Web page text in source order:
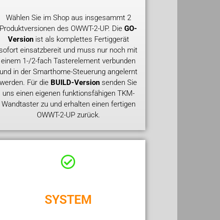
Wählen Sie im Shop aus insgesammt 2
Produktversionen des OWWT-2-UP. DieGO-
Versionist als komplettes Fertiggerät
einsatzbereit und muss nur noch mit
einem 1-/2-fach Tasterelement verbunden
in der Smarthome-Steuerung angelernt
werden. Für die BUILD-Version senden Sie
uns einen eigenen funktionsfähigen TKM-
Wandtaster zu und erhalten einen fertigen
OWWT-2-UP zurück.
SYSTEM